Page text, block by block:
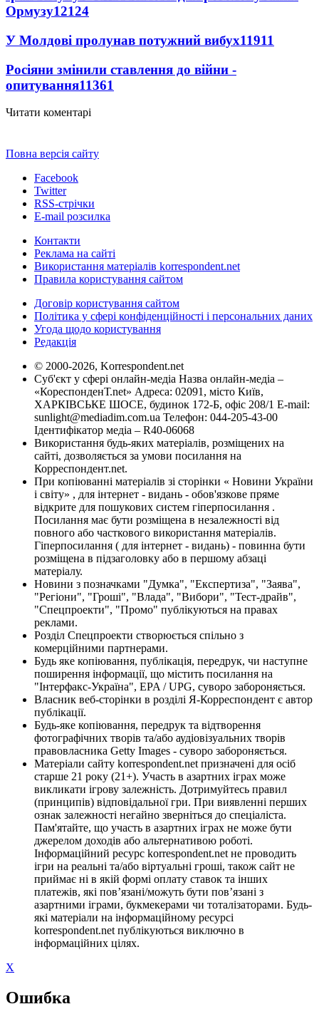
Ормузу12124
У Молдові пролунав потужний вибух11911
Росіяни змінили ставлення до війни -
опитування11361
Читати коментарі
Повна версія сайту
Facebook
Twitter
RSS-стрічки
E-mail розсилка
Контакти
Реклама на сайті
Використання матеріалів korrespondent.net
Правила користування сайтом
Договір користування сайтом
Політика у сфері конфіденційності і персональних даних
Угода щодо користування
Редакція
© 2000-2026, Korrespondent.net
Суб'єкт у сфері онлайн-медіа Назва онлайн-медіа –
«КореспонденТ.net» Адреса: 02091, місто Київ,
ХАРКІВСЬКЕ ШОСЕ, будинок 172-Б, офіс 208/1 E-mail:
sunlight@mediadim.com.ua Телефон: 044-205-43-00
Ідентифікатор медіа – R40-06068
Використання будь-яких матеріалів, розміщених на
сайті, дозволяється за умови посилання на
Корреспондент.net.
При копіюванні матеріалів зі сторінки « Новини України
і світу» , для інтернет - видань - обов'язкове пряме
відкрите для пошукових систем гіперпосилання .
Посилання має бути розміщена в незалежності від
повного або часткового використання матеріалів.
Гіперпосилання ( для інтернет - видань) - повинна бути
розміщена в підзаголовку або в першому абзаці
матеріалу.
Новини з позначками "Думка", "Експертиза", "Заява",
"Регіони", "Гроші", "Влада", "Вибори", "Тест-драйв",
"Спецпроекти", "Промо" публікуються на правах
реклами.
Розділ Спецпроекти створюється спільно з
комерційними партнерами.
Будь яке копіювання, публікація, передрук, чи наступне
поширення інформації, що містить посилання на
"Інтерфакс-Україна", EPA / UPG, суворо забороняється.
Власник веб-сторінки в розділі Я-Корреспондент є автор
публікації.
Будь-яке копіювання, передрук та відтворення
фотографічних творів та/або аудіовізуальних творів
правовласника Getty Images - суворо забороняється.
Матеріали сайту korrespondent.net призначені для осіб
старше 21 року (21+). Участь в азартних іграх може
викликати ігрову залежність. Дотримуйтесь правил
(принципів) відповідальної гри. При виявленні перших
ознак залежності негайно зверніться до спеціаліста.
Пам'ятайте, що участь в азартних іграх не може бути
джерелом доходів або альтернативою роботі.
Інформаційний ресурс korrespondent.net не проводить
ігри на реальні та/або віртуальні гроші, також сайт не
приймає ні в якій формі оплату ставок та інших
платежів, які пов’язані/можуть бути пов’язані з
азартними іграми, букмекерами чи тоталізаторами. Будь-
які матеріали на інформаційному ресурсі
korrespondent.net публікуються виключно в
інформаційних цілях.
X
Ошибка